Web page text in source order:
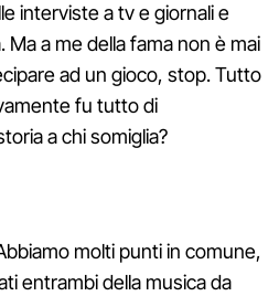
interviste a tv e giornali e
a me della fama non è mai
ad un gioco, stop. Tutto
fu tutto di
a chi somiglia?
molti punti in comune,
entrambi della musica da